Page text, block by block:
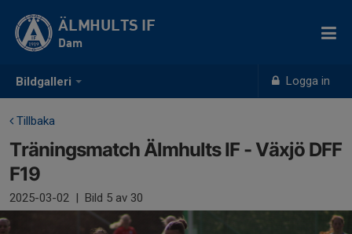
Bildgalleri Logga in
ÄLMHULTS IF
Dam
Tillbaka
Träningsmatch Älmhults IF - Växjö DFF
F19
2025-03-02 | Bild 5 av 30